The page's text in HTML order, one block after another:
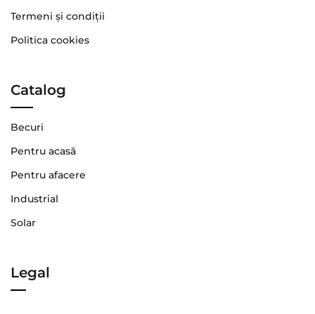
Termeni şi condiţii
Politica cookies
Catalog
Becuri
Pentru acasă
Pentru afacere
Industrial
Solar
Legal